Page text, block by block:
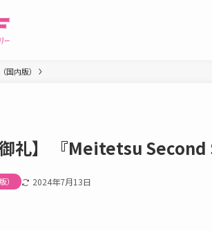
国内版）
御礼】 『Meitetsu
） 2024年7月13日